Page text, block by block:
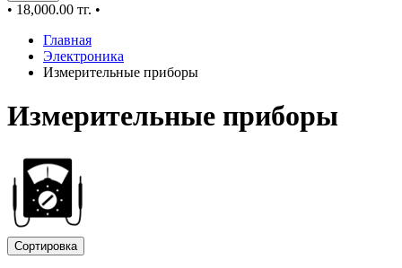
• 18,000.00 тг. •
Главная
Электроника
Измерительные приборы
Измерительные приборы
Сортировка